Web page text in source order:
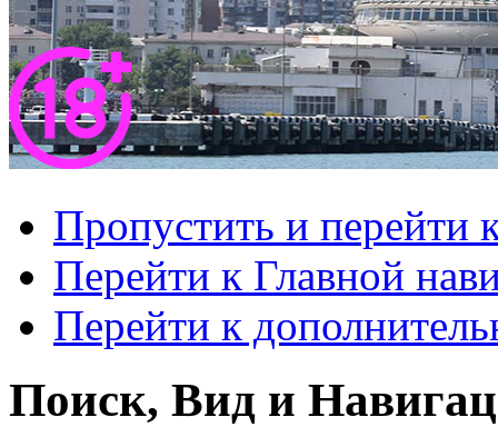
Пропустить и перейти
Перейти к Главной
Перейти к
Поиск, Вид и